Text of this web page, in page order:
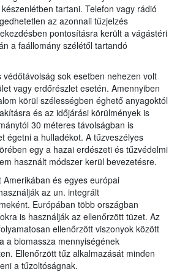
tartani. Telefon vagy rádió
az azonnali tűzjelzés
pontosításra került a vágástéri
a faállomány szélétől tartandó
sok esetben nehezen volt
vagy erdőrészlet esetén. Amennyiben
körül szélességben éghető anyagoktól
és az időjárási körülmények is
30 méteres távolságban is
égetni a hulladékot. A tűzveszélyes
egy a hazai erdészeti és tűzvédelmi
használt módszer kerül bevezetésre.
és egyes európai
az un. integrált
Európában több országban
is használják az ellenőrzött tüzet. Az
ellenőrzött viszonyok között
a biomassza mennyiségének
Ellenőrzött tűz alkalmazását minden
a tűzoltóságnak.